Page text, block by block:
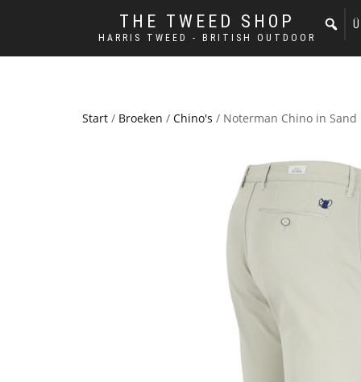
THE TWEED SHOP
HARRIS TWEED - BRITISH OUTDOOR
Start / Broeken / Chino's / Noterman Chino in Sand